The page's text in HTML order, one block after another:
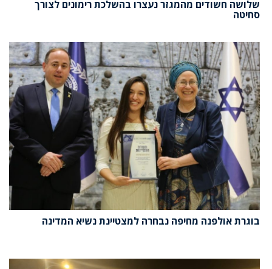
שלושה חשודים מהמגזר נעצרו בהשלכת רימונים לצורך
סחיטה
בוגרת אולפנה מחיפה נבחרה למצטיינת נשיא המדינה